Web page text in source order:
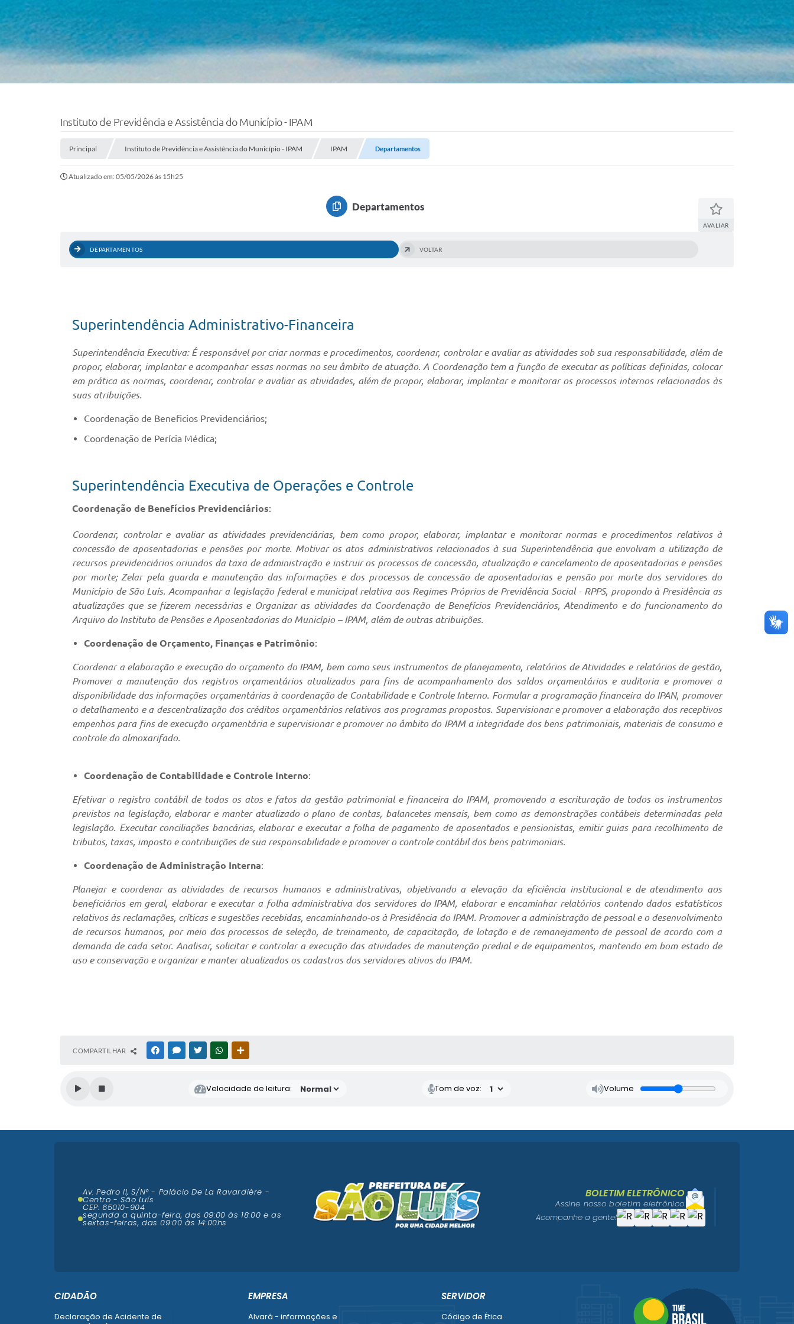
Instituto de Previdência e Assistência do Município - IPAM
Principal Instituto de Previdência e Assistência do Município - IPAM IPAM Departamentos
Atualizado em: 05/05/2026 às 15h25
Departamentos
AVALIAR
DEPARTAMENTOS VOLTAR
Superintendência Administrativo-Financeira
Superintendência Executiva: É responsável por criar normas e procedimentos, coordenar, controlar e avaliar as atividades sob sua responsabilidade, além de
propor, elaborar, implantar e acompanhar essas normas no seu âmbito de atuação. A Coordenação tem a função de executar as políticas definidas, colocar
em prática as normas, coordenar, controlar e avaliar as atividades, além de propor, elaborar, implantar e monitorar os processos internos relacionados às
suas atribuições.
Coordenação de Beneficios Previdenciários;
Coordenação de Perícia Médica;
Superintendência Executiva de Operações e Controle
Coordenação de Benefícios Previdenciários:
Coordenar, controlar e avaliar as atividades previdenciárias, bem como propor, elaborar, implantar e monitorar normas e procedimentos relativos à
concessão de aposentadorias e pensões por morte. Motivar os atos administrativos relacionados à sua Superintendência que envolvam a utilização de
recursos previdenciários oriundos da taxa de administração e instruir os processos de concessão, atualização e cancelamento de aposentadorias e pensões
por morte; Zelar pela guarda e manutenção das informações e dos processos de concessão de aposentadorias e pensão por morte dos servidores do
Município de São Luís. Acompanhar a legislação federal e municipal relativa aos Regimes Próprios de Previdência Social - RPPS, propondo à Presidência as
atualizações que se fizerem necessárias e Organizar as atividades da Coordenação de Benefícios Previdenciários, Atendimento e do funcionamento do
Arquivo do Instituto de Pensões e Aposentadorias do Município – IPAM, além de outras atribuições.
Coordenação de Orçamento, Finanças e Patrimônio:
Coordenar a elaboração e execução do orçamento do IPAM, bem como seus instrumentos de planejamento, relatórios de Atividades e relatórios de gestão,
Promover a manutenção dos registros orçamentários atualizados para fins de acompanhamento dos saldos orçamentários e auditoria e promover a
disponibilidade das informações orçamentárias à coordenação de Contabilidade e Controle Interno. Formular a programação financeira do IPAN, promover
o detalhamento e a descentralização dos créditos orçamentários relativos aos programas propostos. Supervisionar e promover a elaboração dos receptivos
empenhos para fins de execução orçamentária e supervisionar e promover no âmbito do IPAM a integridade dos bens patrimoniais, materiais de consumo e
controle do almoxarifado.
Coordenação de Contabilidade e Controle Interno:
Efetivar o registro contábil de todos os atos e fatos da gestão patrimonial e financeira do IPAM, promovendo a escrituração de todos os instrumentos
previstos na legislação, elaborar e manter atualizado o plano de contas, balancetes mensais, bem como as demonstrações contábeis determinadas pela
legislação. Executar conciliações bancárias, elaborar e executar a folha de pagamento de aposentados e pensionistas, emitir guias para recolhimento de
tributos, taxas, imposto e contribuições de sua responsabilidade e promover o controle contábil dos bens patrimoniais.
Coordenação de Administração Interna:
Planejar e coordenar as atividades de recursos humanos e administrativas, objetivando a elevação da eficiência institucional e de atendimento aos
beneficiários em geral, elaborar e executar a folha administrativa dos servidores do IPAM, elaborar e encaminhar relatórios contendo dados estatísticos
relativos às reclamações, críticas e sugestões recebidas, encaminhando-os à Presidência do IPAM. Promover a administração de pessoal e o desenvolvimento
de recursos humanos, por meio dos processos de seleção, de treinamento, de capacitação, de lotação e de remanejamento de pessoal de acordo com a
demanda de cada setor. Analisar, solicitar e controlar a execução das atividades de manutenção predial e de equipamentos, mantendo em bom estado de
uso e conservação e organizar e manter atualizados os cadastros dos servidores ativos do IPAM.
COMPARTILHAR FACEBOOKMESSENGER
TWITTERWHATSAPP
Velocidade de leitura: Tom de voz: Volume
CIDADÃO
Declaração de Acidente de
EMPRESA
Alvará - informações e
SERVIDOR
Código de Ética
Av. Pedro II, S/N° - Palácio De La Ravardière -
Centro - São Luís
CEP: 65010-904
segunda a quinta-feira, das 09:00 ás 18:00 e as
sextas-feiras, das 09:00 às 14:00hs
BOLETIM ELETRÔNICO
Assine nosso boletim eletrônico
Acompanhe a gente!